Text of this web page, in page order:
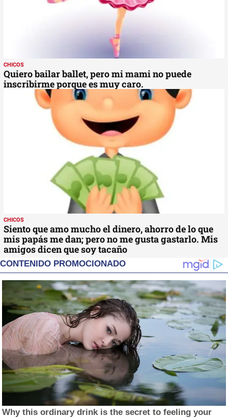
CHICOS
Quiero bailar ballet, pero mi mami no puede
inscribirme porque es muy caro.
CHICOS
Siento que amo mucho el dinero, ahorro de lo que
mis papás me dan; pero no me gusta gastarlo. Mis
amigos dicen que soy tacaño
CONTENIDO PROMOCIONADO
Why this ordinary drink is the secret to feeling your